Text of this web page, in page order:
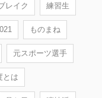
レイク 練習生
ものまね
元スポーツ選手
とは